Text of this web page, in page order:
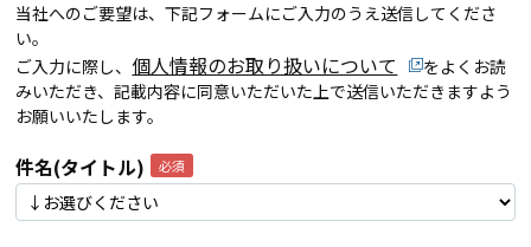
当社へのご要望は、下記フォームにご入力のうえ送信してくださ
い。
ご入力に際し、 個人情報のお取り扱いについて
をよくお読
みいただき、記載内容に同意いただいた上で送信いただきますよう
お願いいたします。
件名(タイトル)